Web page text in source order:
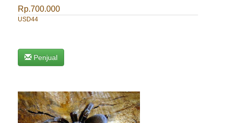
Rp.700.000
USD44
Penjual